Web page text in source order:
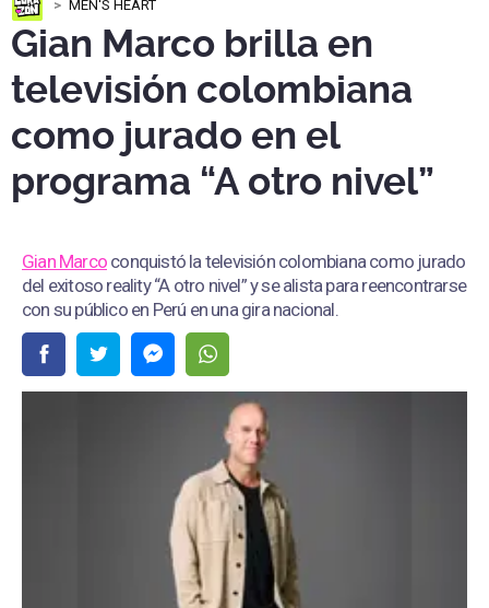
MEN'S HEART
Gian Marco brilla en
televisión colombiana
como jurado en el
programa “A otro nivel”
Gian Marco conquistó la televisión colombiana como jurado
del exitoso reality “A otro nivel” y se alista para reencontrarse
con su público en Perú en una gira nacional.